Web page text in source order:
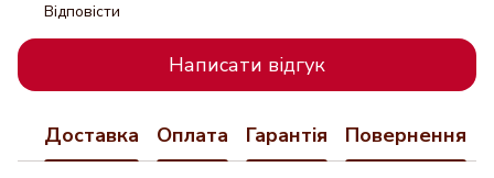
Відповісти
Написати відгук
Доставка Оплата Гарантія Повернення